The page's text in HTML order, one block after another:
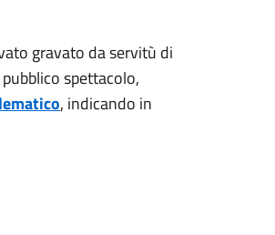
gravato da servitù di
spettacolo,
, indicando in